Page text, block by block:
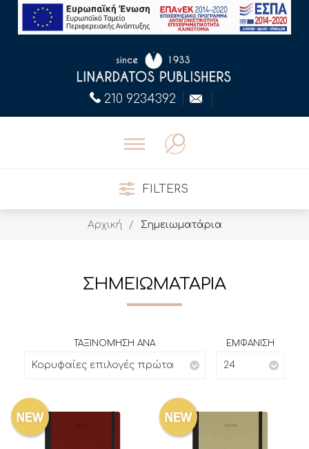
210 9234392
FILTERS
Αρχική / Σημειωματάρια
ΣΗΜΕΙΩΜΑΤΑΡΙΑ
ΤΑΞΙΝΟΜΗΣΗ ΑΝΑ
Κορυφαίες επιλογές πρώτα
ΕΜΦΑΝΙΣΗ
24